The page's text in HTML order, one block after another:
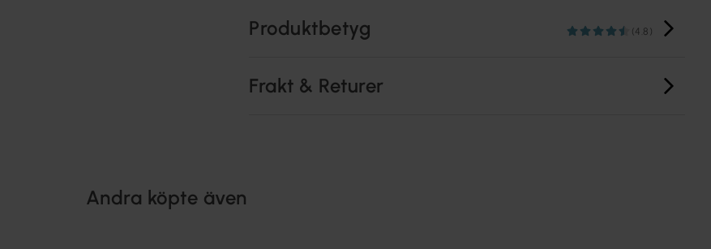
Produktbetyg (4.8)
Frakt & Returer
Andra köpte även